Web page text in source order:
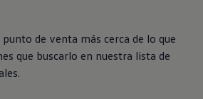
de venta más cerca de lo que
que buscarlo en nuestra lista de